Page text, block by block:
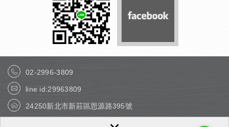
02-2996-3809
line id:29963809
24250新北市新莊區思源路395號